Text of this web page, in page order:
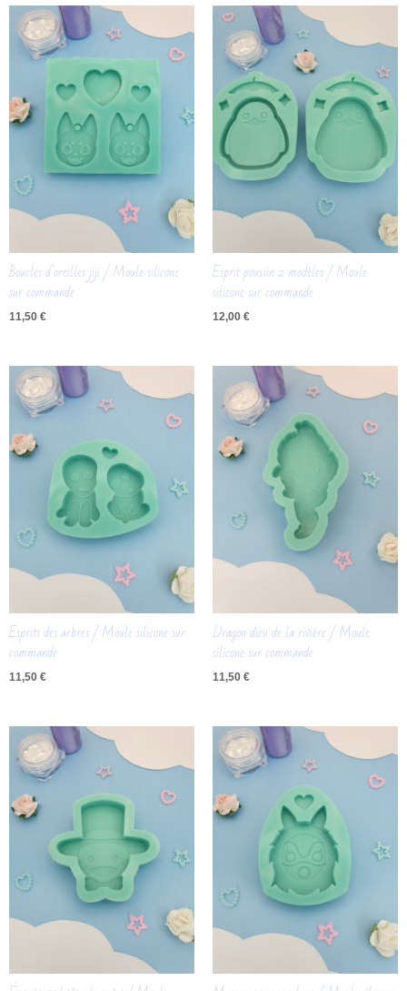
Boucles d’oreilles jiji / Moule silicone
sur commande
11,50 €
Esprit poussin 2 modèles / Moule
silicone sur commande
12,00 €
Esprits des arbres / Moule silicone sur
commande
11,50 €
Dragon dieu de la rivière / Moule
silicone sur commande
11,50 €